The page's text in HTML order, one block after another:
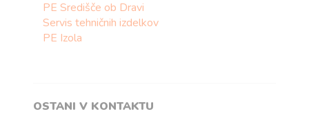
PE Središče ob Dravi
Servis tehničnih izdelkov
PE Izola
OSTANI V KONTAKTU